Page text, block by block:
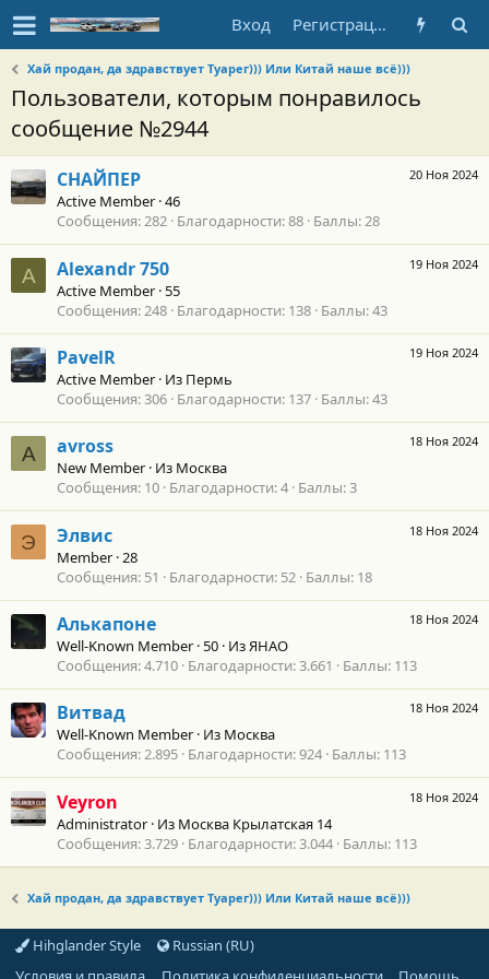
Вход Регистрация
Хай продан, да здравствует Туарег))) Или Китай наше всё)))
Пользователи, которым понравилось
сообщение №2944
20 Ноя 2024
СНАЙПЕР
Active Member ·46
Сообщения 282 Благодарности 88 Баллы 28
A
19 Ноя 2024
Alexandr 750
Active Member ·55
Сообщения 248 Благодарности 138 Баллы 43
19 Ноя 2024
PavelR
Active Member · Из Пермь
Сообщения 306 Благодарности 137 Баллы 43
A
18 Ноя 2024
avross
New Member · Из Москва
Сообщения 10 Благодарности 4 Баллы 3
Э
18 Ноя 2024
Элвис
Member · 28
Сообщения 51 Благодарности 52 Баллы 18
18 Ноя 2024
Алькапоне
Well-Known Member ·50 · ИзЯНАО
Сообщения 4.710 Благодарности 3.661 Баллы 113
18 Ноя 2024
Витвад
Well-Known Member · Из Москва
Сообщения 2.895 Благодарности 924 Баллы 113
18 Ноя 2024
Veyron
Administrator · Из Москва Крылатская 14
Сообщения 3.729 Благодарности 3.044 Баллы 113
Хай продан, да здравствует Туарег))) Или Китай наше всё)))
Hihglander Style
Russian (RU)